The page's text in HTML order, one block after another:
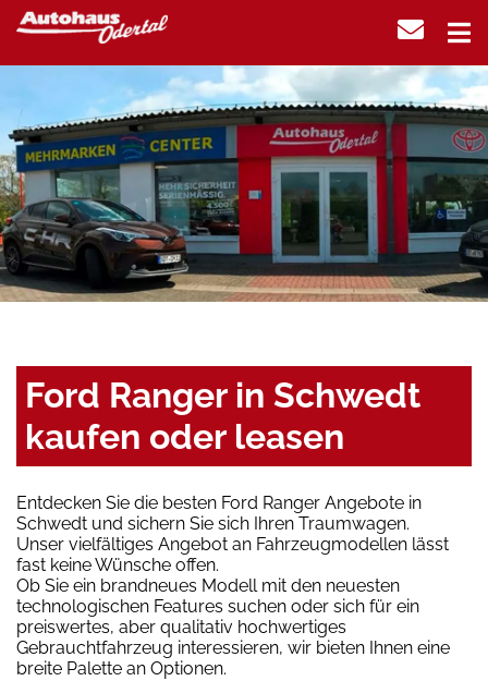
Ford Ranger in Schwedt
kaufen oder leasen
Entdecken Sie die besten Ford Ranger Angebote in
Schwedt und sichern Sie sich Ihren Traumwagen.
Unser vielfältiges Angebot an Fahrzeugmodellen lässt
fast keine Wünsche offen.
Ob Sie ein brandneues Modell mit den neuesten
technologischen Features suchen oder sich für ein
preiswertes, aber qualitativ hochwertiges
Gebrauchtfahrzeug interessieren, wir bieten Ihnen eine
breite Palette an Optionen.